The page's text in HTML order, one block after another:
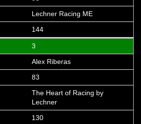
Lechner Racing ME
144
3
Alex Riberas
83
The Heart of Racing by
Lechner
130